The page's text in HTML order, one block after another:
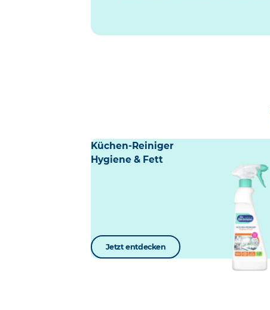
Küchen-Reiniger
Hygiene & Fett
Jetzt entdecken